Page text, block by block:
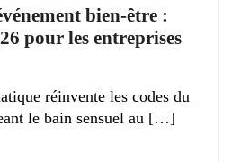
bien-être :
pour les entreprises
réinvente les codes du
le bain sensuel au